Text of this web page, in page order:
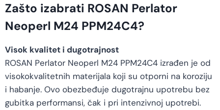
Zašto izabrati ROSAN Perlator
Neoperl M24 PPM24C4?
Visok kvalitet i dugotrajnost
ROSAN Perlator Neoperl M24 PPM24C4 izrađen je od
visokokvalitetnih materijala koji su otporni na koroziju
i habanje. Ovo obezbeđuje dugotrajnu upotrebu bez
gubitka performansi, čak i pri intenzivnoj upotrebi.